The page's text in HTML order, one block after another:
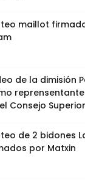
maillot
de la dimisión
Consejo
de 2 bidones
por Matxin